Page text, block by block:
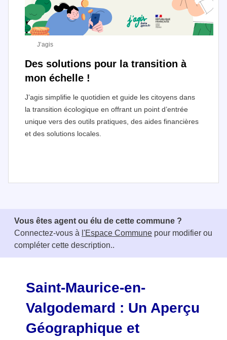
Des solutions pour la transition à
mon échelle !
J’agis simplifie le quotidien et guide les citoyens dans
la transition écologique en offrant un point d’entrée
unique vers des outils pratiques, des aides financières
et des solutions locales.
J’agis
Vous êtes agent ou élu de cette commune ?
Connectez-vous à l'Espace Commune pour modifier ou
compléter cette description..
Saint-Maurice-en-
Valgodemard : Un Aperçu
Géographique et